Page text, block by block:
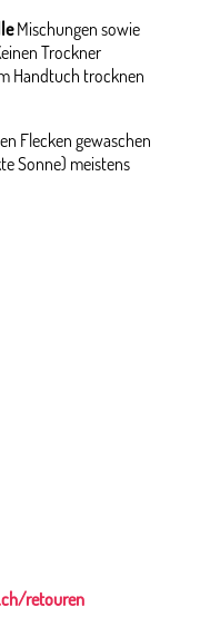
Mischungen sowie
Trockner
Handtuch trocknen
Flecken gewaschen
Sonne) meistens
retouren